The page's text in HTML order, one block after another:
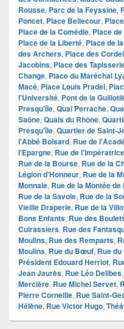
Rousse, Parc de la Feyssine,
Poncet, Place Bellecour,
Place de la Comédie, Place
Place de la Liberté, Place de
des Archers, Place des
Jacobins, Place des
Change, Place du Maréchal
Macé, Place Louis Pradel,
l'Université, Pont de la
Presqu'île, Quai Perrache,
Saône, Quais du Rhône,
Presqu'île, Quartier de Saint-
l'Abbé Boisard, Rue de
l'Epargne, Rue de l'Impératrice
Rue de la Bourse, Rue de la
Légion d'Honneur, Rue de la
Monnaie, Rue de la Montée
Rue de la Savoie, Rue de la
Vieille Draperie, Rue de la
Bons Enfants, Rue des
Cuirassiers, Rue des
Moulins, Rue des Remparts,
Moulins, Rue du Bœuf, Rue
Président Edouard Herriot,
Jean Jaurès, Rue Léo Delibes,
Mercière, Rue Michel Servet,
Pierre Corneille, Rue Saint-
Hélène, Rue Victor Hugo,